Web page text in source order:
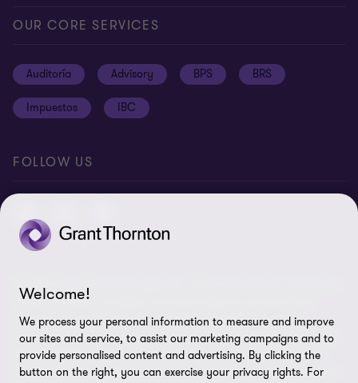
Síntesis informativa
Ética y Manual de Gestión de Calidad
Política de privacidad
Disclaimer
Preferencias de cookies
OUR CORE SERVICES
Auditoría Advisory BPS BRS
Impuestos IBC
FOLLOW US
© 2026 Grant Thornton Argentina. Todos los derechos reservados.
'Grant Thornton' se refiere a la marca bajo la cual las firmas
miembro de Grant Thornton prestan servicios de auditoría,
impuestos y consultoría a sus clientes, y/o se refiere a una o más
firmas miembro, según lo requiera el contexto. Grant Thornton
Argentina es una firma miembro de Grant Thornton International
Welcome!
We process your personal information to measure and improve
our sites and service, to assist our marketing campaigns and to
provide personalised content and advertising. By clicking the
button on the right, you can exercise your privacy rights. For